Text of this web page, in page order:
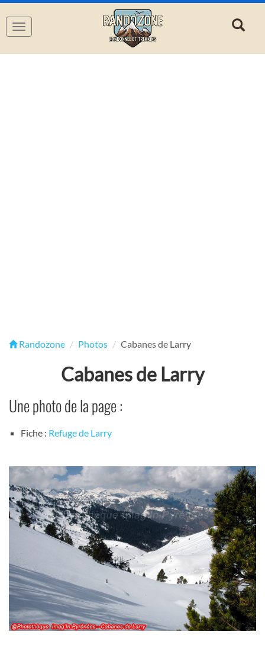
Navigation
Randozone Photos Cabanes de Larry
Cabanes de Larry
Une photo de la page :
Fiche : Refuge de Larry